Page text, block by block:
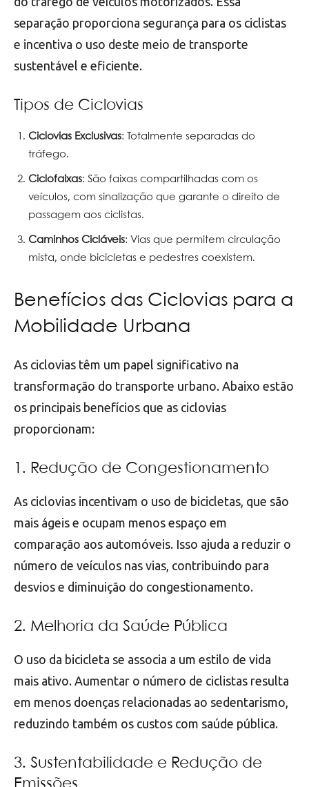
separação proporciona segurança para os ciclistas
e incentiva o uso deste meio de transporte
sustentável e eficiente.
Tipos de Ciclovias
Ciclovias Exclusivas: Totalmente separadas do
tráfego.
Ciclofaixas: São faixas compartilhadas com os
veículos, com sinalização que garante o direito de
passagem aos ciclistas.
Caminhos Cicláveis: Vias que permitem circulação
mista, onde bicicletas e pedestres coexistem.
Benefícios das Ciclovias para a
Mobilidade Urbana
As ciclovias têm um papel significativo na
transformação do transporte urbano. Abaixo estão
os principais benefícios que as ciclovias
proporcionam:
1. Redução de Congestionamento
As ciclovias incentivam o uso de bicicletas, que são
mais ágeis e ocupam menos espaço em
comparação aos automóveis. Isso ajuda a reduzir o
número de veículos nas vias, contribuindo para
desvios e diminuição do congestionamento.
2. Melhoria da Saúde Pública
O uso da bicicleta se associa a um estilo de vida
mais ativo. Aumentar o número de ciclistas resulta
em menos doenças relacionadas ao sedentarismo,
reduzindo também os custos com saúde pública.
3. Sustentabilidade e Redução de